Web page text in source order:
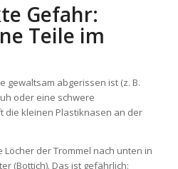
Gefahr:
Teile im
gewaltsam abgerissen ist (z. B.
oder eine schwere
die kleinen Plastiknasen an der
der Trommel nach unten in
(Bottich). Das ist gefährlich: